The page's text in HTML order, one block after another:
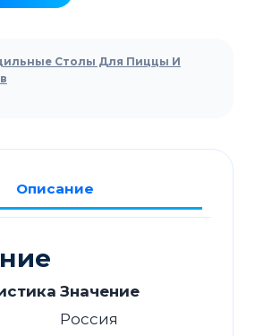
Столы Для Пиццы И
Описание
Значение
Россия